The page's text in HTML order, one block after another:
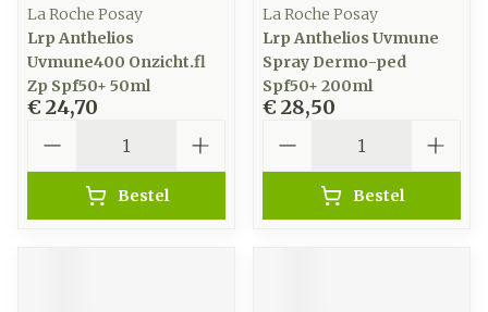
La Roche Posay
Lrp Anthelios
Uvmune400 Onzicht.fl
Zp Spf50+ 50ml
€ 24,70
Bestel
La Roche Posay
Lrp Anthelios Uvmune
Spray Dermo-ped
Spf50+ 200ml
€ 28,50
Bestel